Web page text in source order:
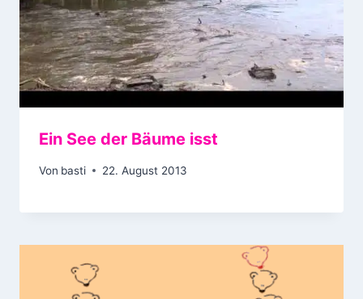
Ein See der Bäume isst
Von basti 22. August 2013